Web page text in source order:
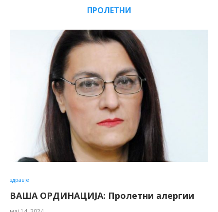
ПРОЛЕТНИ
здравје
ВАША ОРДИНАЦИЈА: Пролетни алергии